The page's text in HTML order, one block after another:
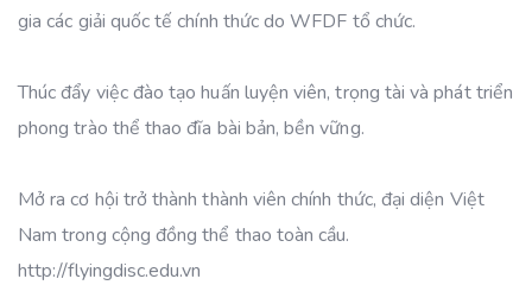
gia các giải quốc tế chính thức do WFDF tổ chức.
Thúc đẩy việc đào tạo huấn luyện viên, trọng tài và phát triển
phong trào thể thao đĩa bài bản, bền vững.
Mở ra cơ hội trở thành thành viên chính thức, đại diện Việt
Nam trong cộng đồng thể thao toàn cầu.
http://flyingdisc.edu.vn